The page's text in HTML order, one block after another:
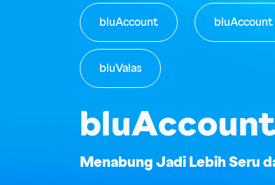
bluAccount bluAccount
bluValas
Menabung Jadi Lebih Seru